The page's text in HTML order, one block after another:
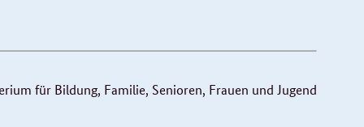
für Bildung, Familie, Senioren, Frauen und Jugend